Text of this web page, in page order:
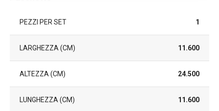
PEZZI PER SET 1
LARGHEZZA (CM) 11.600
ALTEZZA (CM) 24.500
LUNGHEZZA (CM) 11.600